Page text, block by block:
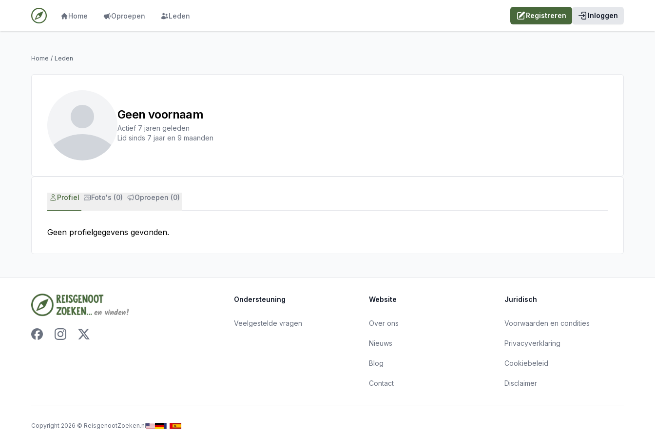
Home Oproepen Leden Registreren Inloggen
Home / Leden
Geen voornaam
Actief 7 jaren geleden
Lid sinds 7 jaar en 9 maanden
Profiel Foto's (0) Oproepen (0)
Geen profielgegevens gevonden.
Ondersteuning
Veelgestelde vragen
Website
Over ons
Nieuws
Blog
Contact
Juridisch
Voorwaarden en condities
Privacyverklaring
Cookiebeleid
Disclaimer
Copyright 2026 © ReisgenootZoeken.nl